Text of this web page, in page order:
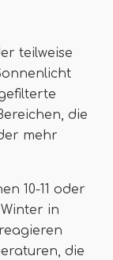
teilweise
die
mehr
10-11 oder
in
die